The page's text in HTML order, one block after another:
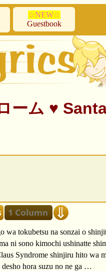
☆NEW☆
Guestbook
ーム ♥
wa tokubetsu na sonzai o
ni sono kimochi ushinatte
Syndrome shinjiru hito wa
hora suzu no ne ga …